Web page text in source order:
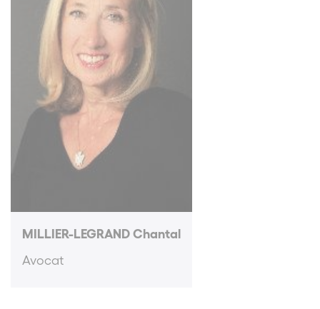
MILLIER-LEGRAND Chantal
Avocat